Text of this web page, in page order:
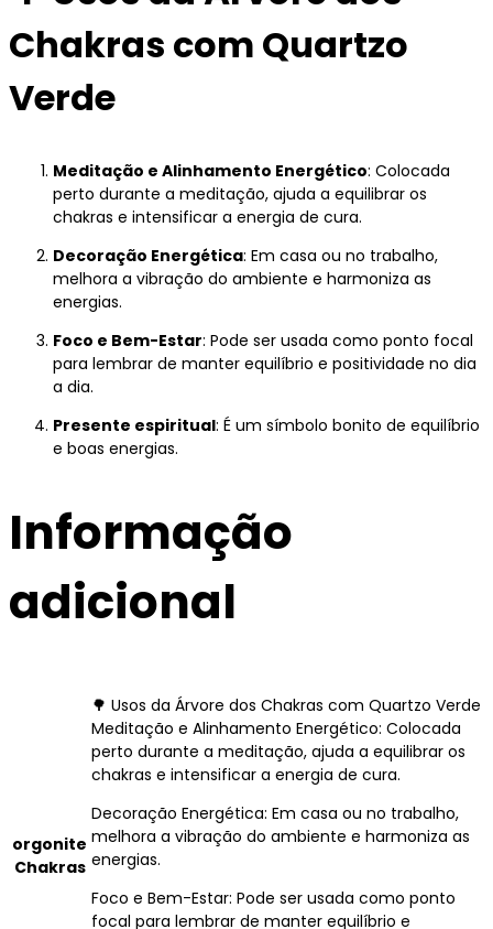
Chakras com Quartzo
Verde
Meditação e Alinhamento Energético: Colocada
perto durante a meditação, ajuda a equilibrar os
chakras e intensificar a energia de cura.
Decoração Energética: Em casa ou no trabalho,
melhora a vibração do ambiente e harmoniza as
energias.
Foco e Bem-Estar: Pode ser usada como ponto focal
para lembrar de manter equilíbrio e positividade no dia
a dia.
Presente espiritual: É um símbolo bonito de equilíbrio
e boas energias.
Informação
adicional
orgonite
Chakras
🌳 Usos da Árvore dos Chakras com Quartzo Verde
Meditação e Alinhamento Energético: Colocada
perto durante a meditação, ajuda a equilibrar os
chakras e intensificar a energia de cura.
Decoração Energética: Em casa ou no trabalho,
melhora a vibração do ambiente e harmoniza as
energias.
Foco e Bem-Estar: Pode ser usada como ponto
focal para lembrar de manter equilíbrio e